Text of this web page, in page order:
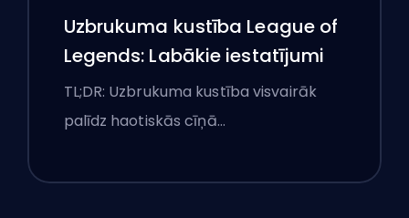
Uzbrukuma kustība League of
Legends: Labākie iestatījumi
TL;DR: Uzbrukuma kustība visvairāk
palīdz haotiskās cīņā…